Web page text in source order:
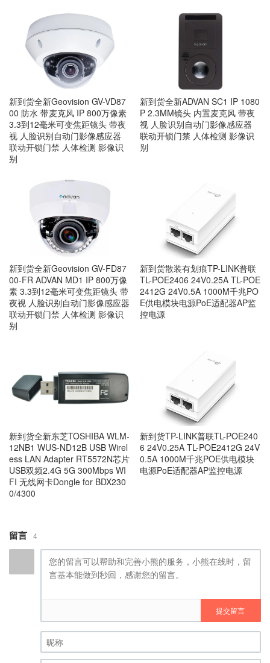
新到货全新Geovision GV-VD87
00 防水 带麦克风 IP 800万像素
3.3到12毫米可变焦距镜头 带夜
视 人脸识别自动门影像感应器
联动开锁门禁 人体检测 影像识
别
新到货全新ADVAN SC1 IP 1080
P 2.3MM镜头 内置麦克风 带夜
视 人脸识别自动门影像感应器
联动开锁门禁 人体检测 影像识
别
新到货全新Geovision GV-FD87
00-FR ADVAN MD1 IP 800万像
素 3.3到12毫米可变焦距镜头 带
夜视 人脸识别自动门影像感应器
联动开锁门禁 人体检测 影像识
别
新到货散装有划痕TP-LINK普联
TL-POE2406 24V0.25A TL-POE
2412G 24V0.5A 1000M千兆PO
E供电模块电源PoE适配器AP监
控电源
新到货全新东芝TOSHIBA WLM-
12NB1 WUS-ND12B USB Wirel
ess LAN Adapter RT5572N芯片
USB双频2.4G 5G 300Mbps WI
FI 无线网卡Dongle for BDX230
0/4300
新到货TP-LINK普联TL-POE240
6 24V0.25A TL-POE2412G 24V
0.5A 1000M千兆POE供电模块
电源PoE适配器AP监控电源
留言 4
提交留言
昵称 (必填)